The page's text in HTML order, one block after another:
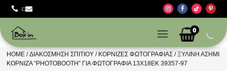
 
0
HOME /ΔΙΑΚΌΣΜΗΣΗ ΣΠΙΤΙΟΎ / ΚΟΡΝΊΖΕΣ ΦΩΤΟΓΡΑΦΊΑΣ / ΞΎΛΙΝΗ ΑΣΗΜΊ
ΚΟΡΝΊΖΑ “PHOTOBOOTH” ΓΙΑ ΦΩΤΟΓΡΑΦΊΑ 13X18ΕΚ 39357-97